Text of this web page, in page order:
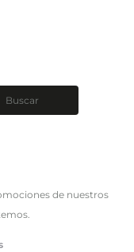
Buscar
de nuestros